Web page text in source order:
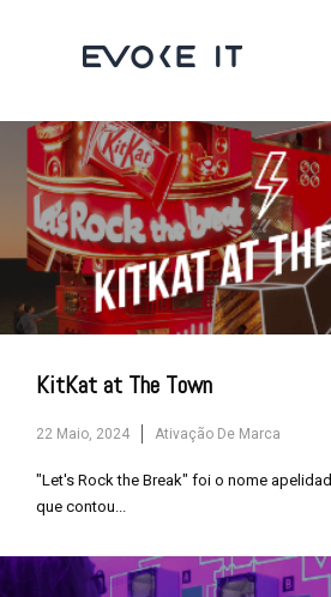
Museums
Brand
All
KitKat at The Town
22 Maio, 2024 Ativação De Marca
"Let's Rock the Break" foi o nome
que contou...